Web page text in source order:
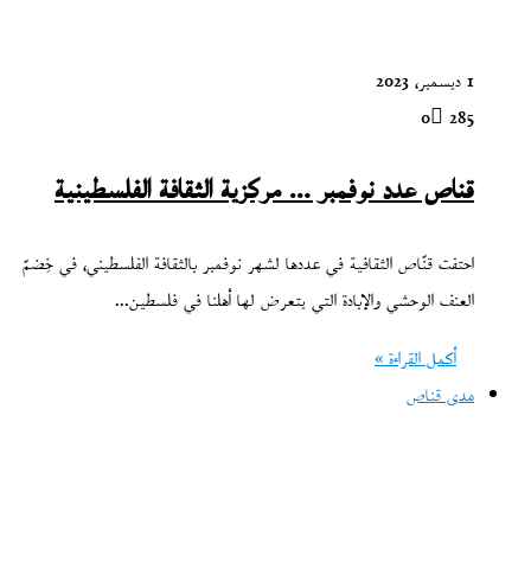
1 ديسمبر، 2023
0 285
قناص عدد نوفمبر … مركزية الثقافة الفلسطينية
احتفت قنّاص الثقافية في عددها لشهر نوفمبر بالثقافة الفلسطيني، في خِضمّ
العنف الوحشي والإبادة التي يتعرض لها أهلنا في فلسطين…
أكمل القراءة »
مدى قناص